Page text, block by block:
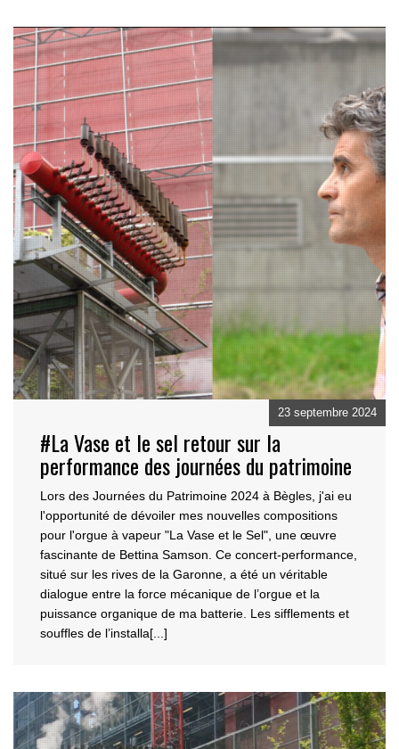
#La Vase et le sel retour sur la
performance des journées du patrimoine
23 septembre 2024
Lors des Journées du Patrimoine 2024 à Bègles, j'ai eu
l'opportunité de dévoiler mes nouvelles compositions
pour l'orgue à vapeur "La Vase et le Sel", une œuvre
fascinante de Bettina Samson. Ce concert-performance,
situé sur les rives de la Garonne, a été un véritable
dialogue entre la force mécanique de l’orgue et la
puissance organique de ma batterie. Les sifflements et
souffles de l’installa[...]